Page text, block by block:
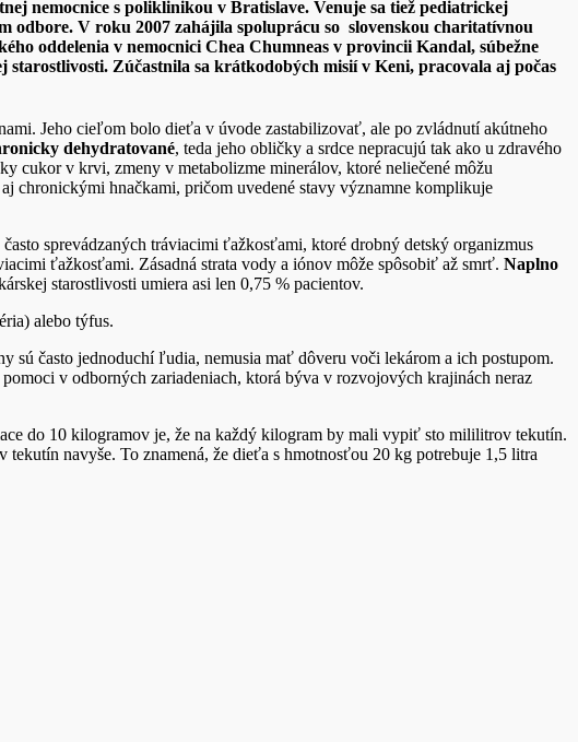
nemocnice s poliklinikou v Bratislave. Venuje sa tiež pediatrickej
odbore. V roku 2007 zahájila spoluprácu so slovenskou charitatívnou
oddelenia v nemocnici Chea Chumneas v provincii Kandal, súbežne
Zúčastnila sa krátkodobých misií v Keni, pracovala aj počas
Jeho cieľom bolo dieťa v úvode zastabilizovať, ale po zvládnutí akútneho
dehydratované, teda jeho obličky a srdce nepracujú tak ako u zdravého
cukor v krvi, zmeny v metabolizme minerálov, ktoré neliečené môžu
chronickými hnačkami, pričom uvedené stavy významne komplikuje
sprevádzaných tráviacimi ťažkosťami, ktoré drobný detský organizmus
ťažkosťami. Zásadná strata vody a iónov môže spôsobiť až smrť. Naplno
starostlivosti umiera asi len 0,75 % pacientov.
alebo týfus.
často jednoduchí ľudia, nemusia mať dôveru voči lekárom a ich postupom.
v odborných zariadeniach, ktorá býva v rozvojových krajinách neraz
do 10 kilogramov je, že na každý kilogram by mali vypiť sto mililitrov tekutín.
navyše. To znamená, že dieťa s hmotnosťou 20 kg potrebuje 1,5 litra